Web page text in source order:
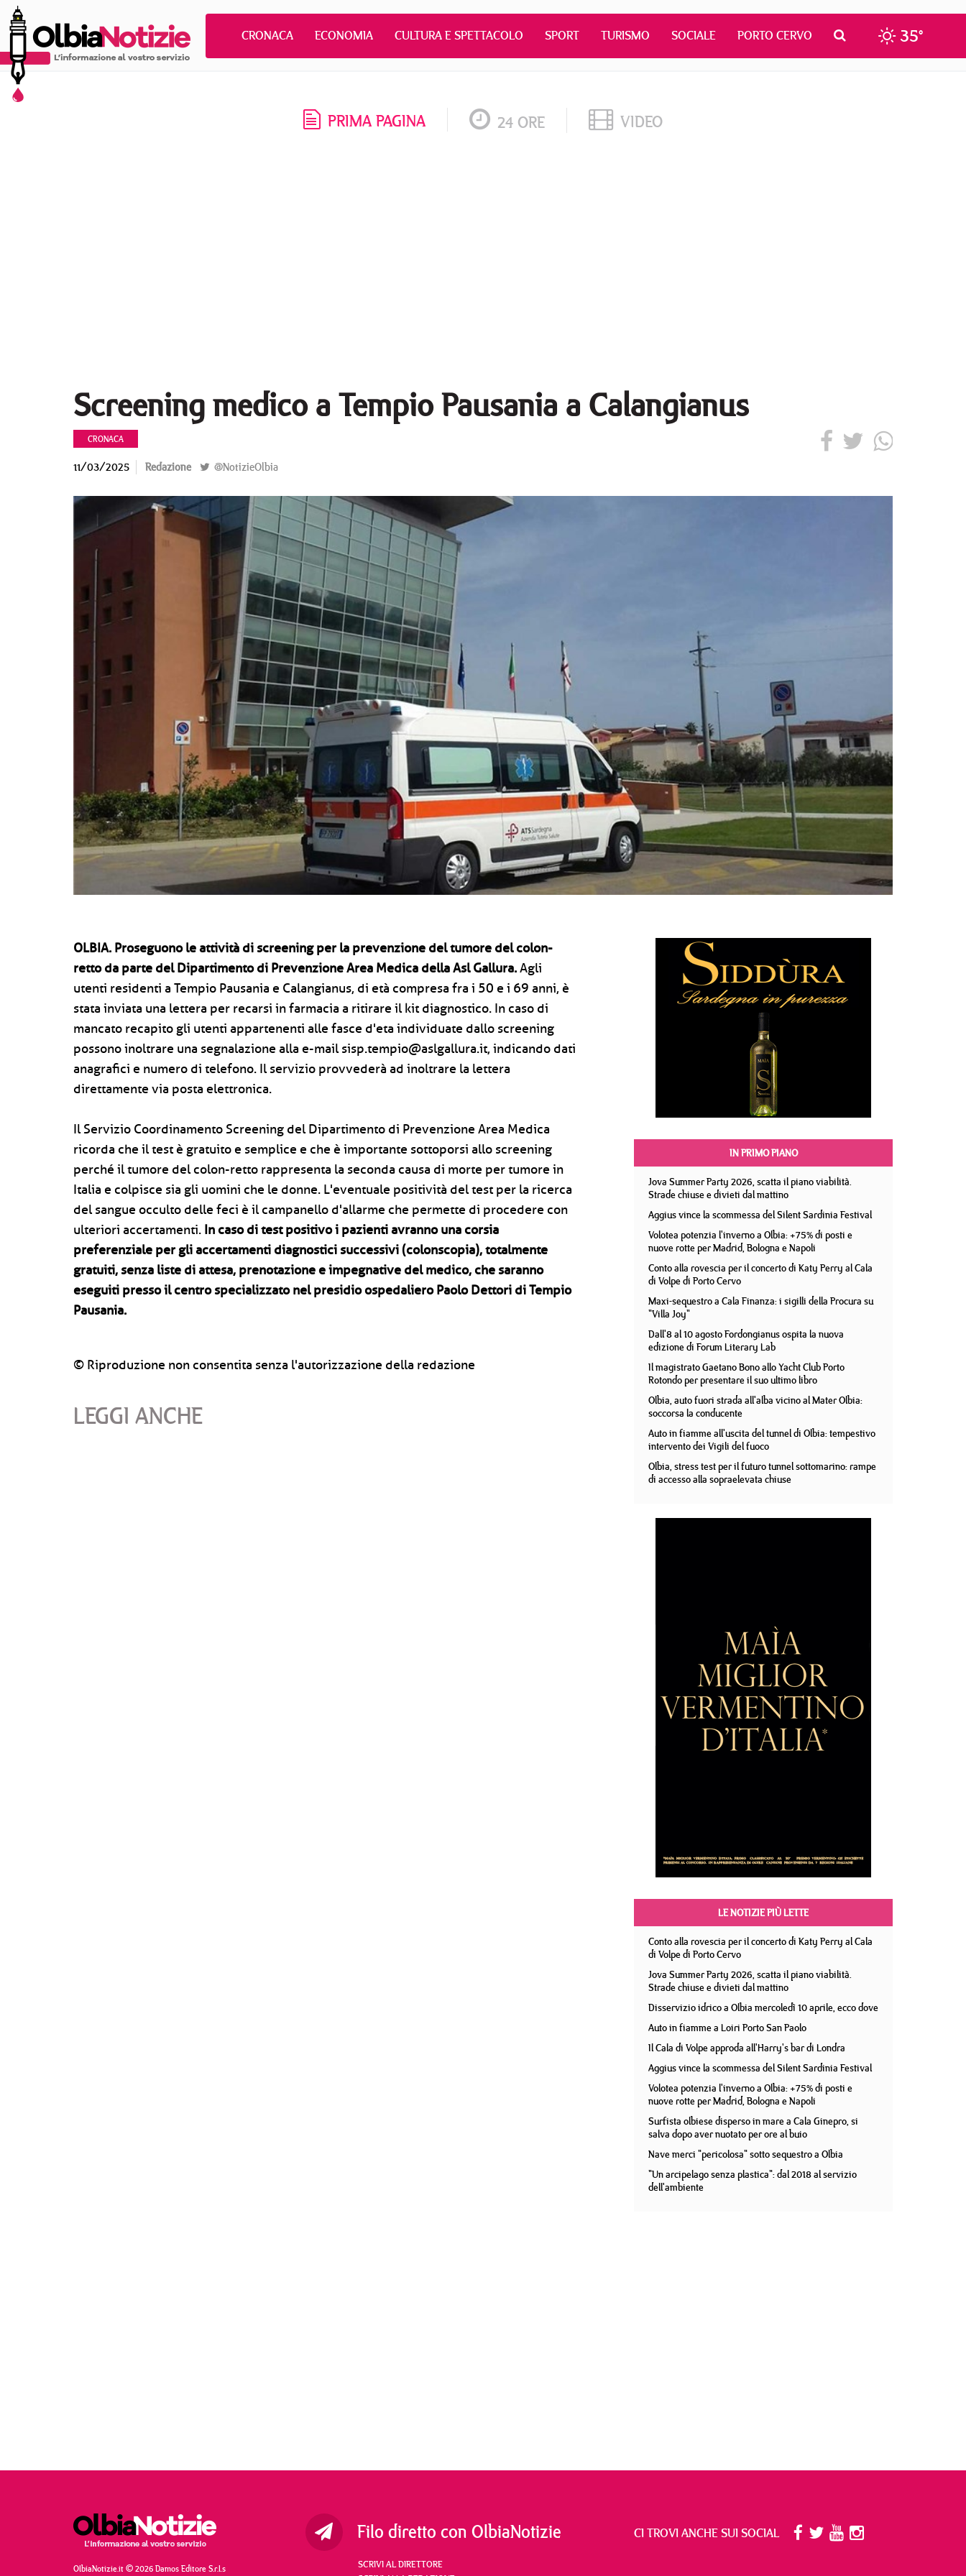
CRONACA ECONOMIA CULTURA E SPETTACOLO SPORT TURISMO SOCIALE PORTO CERVO 35°
PRIMA PAGINA 24 ORE VIDEO
Screening medico a Tempio Pausania a Calangianus
CRONACA
11/03/2025 Redazione @NotizieOlbia
OLBIA. Proseguono le attività di screening per la prevenzione del tumore del colon-
retto da parte del Dipartimento di Prevenzione Area Medica della Asl Gallura.Agli
utenti residenti a Tempio Pausania e Calangianus, di età compresa fra i 50 e i 69 anni, è
stata inviata una lettera per recarsi in farmacia a ritirare il kit diagnostico. In caso di
mancato recapito gli utenti appartenenti alle fasce d'eta individuate dallo screening
possono inoltrare una segnalazione alla e-mail sisp.tempio@aslgallura.it, indicando dati
anagrafici e numero di telefono. Il servizio provvederà ad inoltrare la lettera
direttamente via posta elettronica.
Il Servizio Coordinamento Screening del Dipartimento di Prevenzione Area Medica
ricorda che il test è gratuito e semplice e che è importante sottoporsi allo screening
perché il tumore del colon-retto rappresenta la seconda causa di morte per tumore in
Italia e colpisce sia gli uomini che le donne. L'eventuale positività del test per la ricerca
del sangue occulto delle feci è il campanello d'allarme che permette di procedere con
ulteriori accertamenti. In caso di test positivo i pazienti avranno una corsia
preferenziale per gli accertamenti diagnostici successivi (colonscopia), totalmente
gratuiti, senza liste di attesa, prenotazione e impegnative del medico, che saranno
eseguiti presso il centro specializzato nel presidio ospedaliero Paolo Dettori di Tempio
Pausania.
© Riproduzione non consentita senza l'autorizzazione della redazione
LEGGI ANCHE
IN PRIMO PIANO
Jova Summer Party 2026, scatta il piano viabilità.
Strade chiuse e divieti dal mattino
Aggius vince la scommessa del Silent Sardinia Festival
Volotea potenzia l'inverno a Olbia: +75% di posti e
nuove rotte per Madrid, Bologna e Napoli
Conto alla rovescia per il concerto di Katy Perry al Cala
di Volpe di Porto Cervo
Maxi-sequestro a Cala Finanza: i sigilli della Procura su
"Villa Joy"
Dall'8 al 10 agosto Fordongianus ospita la nuova
edizione di Forum Literary Lab
Il magistrato Gaetano Bono allo Yacht Club Porto
Rotondo per presentare il suo ultimo libro
Olbia, auto fuori strada all'alba vicino al Mater Olbia:
soccorsa la conducente
Auto in fiamme all'uscita del tunnel di Olbia: tempestivo
intervento dei Vigili del fuoco
Olbia, stress test per il futuro tunnel sottomarino: rampe
di accesso alla sopraelevata chiuse
LE NOTIZIE PIÙ LETTE
Conto alla rovescia per il concerto di Katy Perry al Cala
di Volpe di Porto Cervo
Jova Summer Party 2026, scatta il piano viabilità.
Strade chiuse e divieti dal mattino
Disservizio idrico a Olbia mercoledì 10 aprile, ecco dove
Auto in fiamme a Loiri Porto San Paolo
Il Cala di Volpe approda all'Harry's bar di Londra
Aggius vince la scommessa del Silent Sardinia Festival
Volotea potenzia l'inverno a Olbia: +75% di posti e
nuove rotte per Madrid, Bologna e Napoli
Surfista olbiese disperso in mare a Cala Ginepro, si
salva dopo aver nuotato per ore al buio
Nave merci "pericolosa" sotto sequestro a Olbia
"Un arcipelago senza plastica": dal 2018 al servizio
dell'ambiente
OlbiaNotizie.it © 2026 Damos Editore S.r.l.s
Filo diretto con OlbiaNotizie
SCRIVI AL DIRETTORE
CI TROVI ANCHE SUI SOCIAL